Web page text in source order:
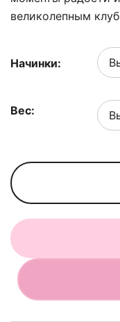
великолепным
Начинки:
Вес: